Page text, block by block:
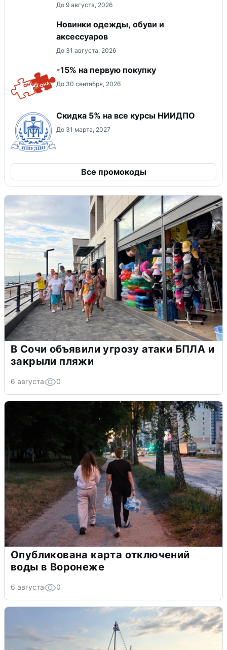
До 9 августа, 2026
Новинки одежды, обуви и
аксессуаров
До 31 августа, 2026
-15% на первую покупку
До 30 сентября, 2026
Скидка 5% на все курсы НИИДПО
До 31 марта, 2027
Все промокоды
В Сочи объявили угрозу атаки БПЛА и
закрыли пляжи
6 августа 0
Опубликована карта отключений
воды в Воронеже
6 августа 0